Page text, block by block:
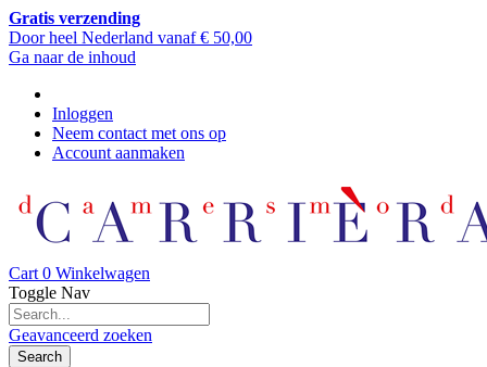
Gratis verzending
Door heel Nederland vanaf € 50,00
Ga naar de inhoud
Inloggen
Neem contact met ons op
Account aanmaken
Cart 0 Winkelwagen
Toggle Nav
Geavanceerd zoeken
Search